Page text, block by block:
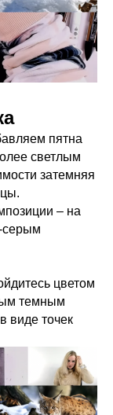
пятна
светлым
затемняя
– на
серым
цветом
темным
виде точек